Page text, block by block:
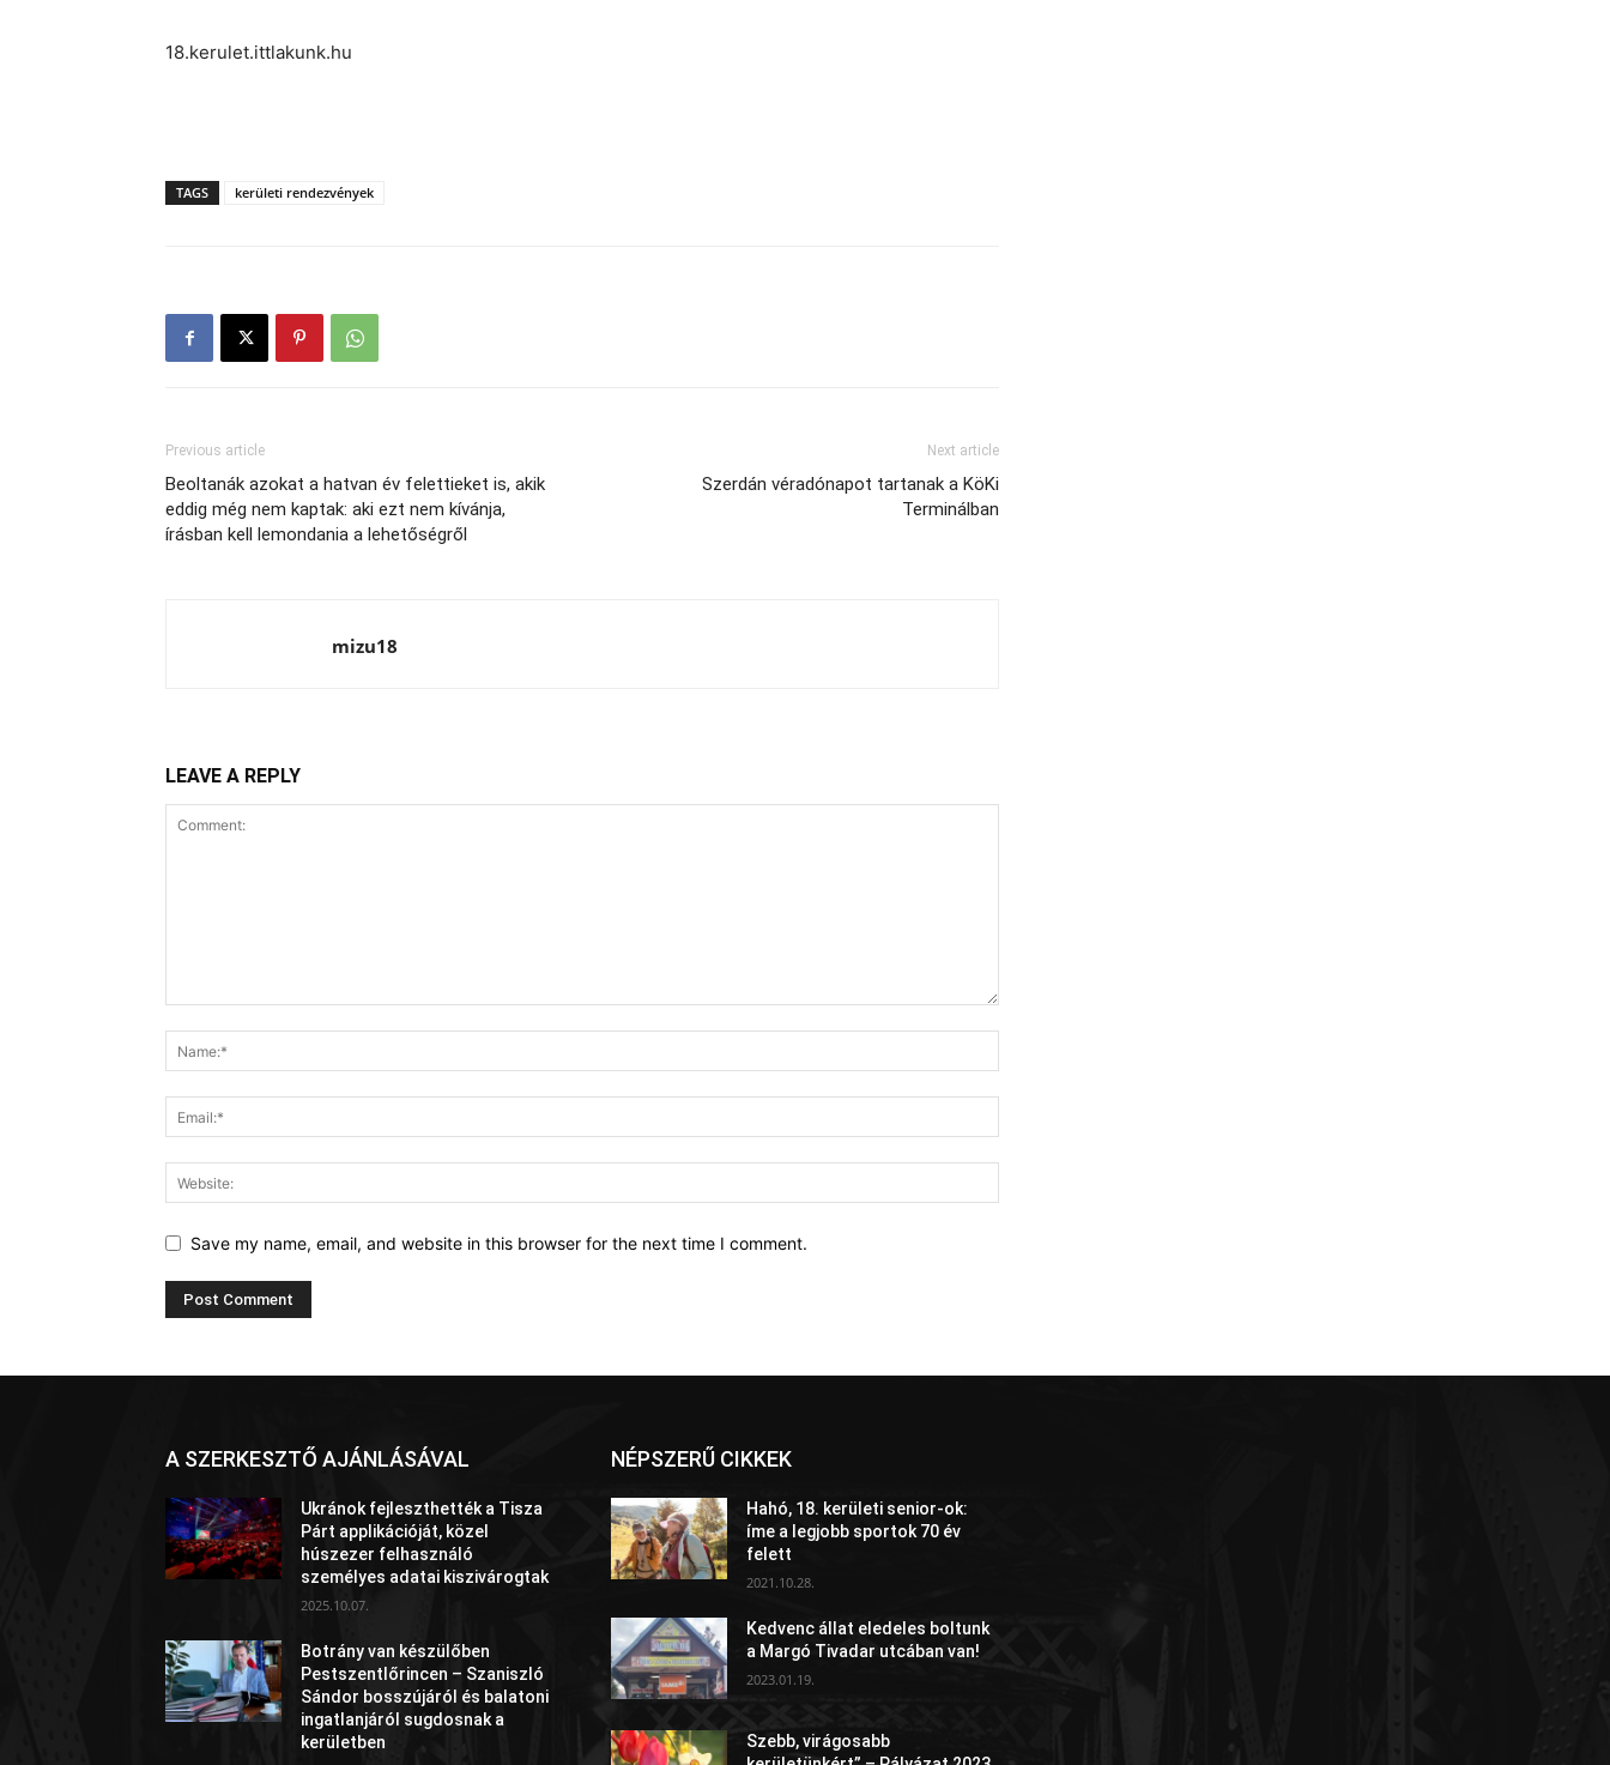
18.kerulet.ittlakunk.hu
TAGS kerületi rendezvények
Previous article
Beoltanák azokat a hatvan év felettieket is, akik
eddig még nem kaptak: aki ezt nem kívánja,
írásban kell lemondania a lehetőségről
Next article
Szerdán véradónapot tartanak a KöKi
Terminálban
mizu18
LEAVE A REPLY
Save my name, email, and website in this browser for the next time I comment.
A SZERKESZTŐ AJÁNLÁSÁVAL
Ukránok fejleszthették a Tisza
Párt applikációját, közel
húszezer felhasználó
személyes adatai kiszivárogtak
2025.10.07.
Botrány van készülőben
Pestszentlőrincen – Szaniszló
Sándor bosszújáról és balatoni
ingatlanjáról sugdosnak a
kerületben
NÉPSZERŰ CIKKEK
Hahó, 18. kerületi senior-ok:
íme a legjobb sportok 70 év
felett
2021.10.28.
Kedvenc állat eledeles boltunk
a Margó Tivadar utcában van!
2023.01.19.
Szebb, virágosabb